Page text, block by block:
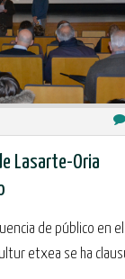
Lasarte-Oria
de público en el
etxea se ha